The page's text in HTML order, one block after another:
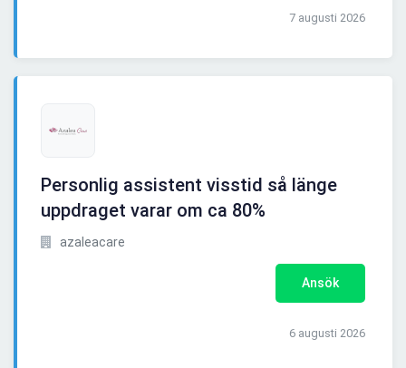
7 augusti 2026
Personlig assistent visstid så länge
uppdraget varar om ca 80%
azaleacare
Ansök
6 augusti 2026